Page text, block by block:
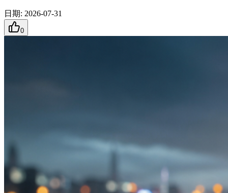
日期: 2026-07-31
0